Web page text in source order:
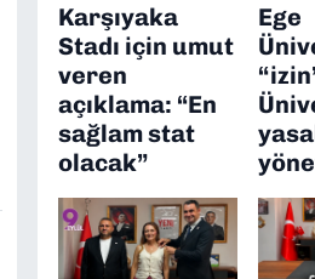
Karşıyaka
Stadı için umut
veren
açıklama: “En
sağlam stat
olacak”
Ege